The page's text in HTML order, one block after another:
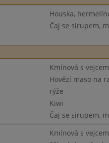
Houska,
Čaj se sirupem,
Kmínová s vejcem
Hovězí maso na
rýže
Kiwi
Čaj se sirupem,
Kmínová s vejcem